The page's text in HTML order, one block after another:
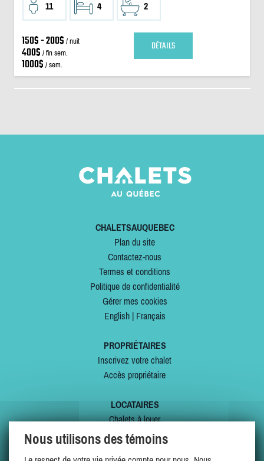
11 4 2
150$ - 200$ / nuit
400$ / fin sem.
1000$ / sem.
DÉTAILS
CHALETSAUQUEBEC
Plan du site
Contactez-nous
Termes et conditions
Politique de confidentialité
Gérer mes cookies
English| Français
PROPRIÉTAIRES
Inscrivez votre chalet
Accès propriétaire
LOCATAIRES
Chalets à louer
Chalets à vendre
Nous utilisons des témoins